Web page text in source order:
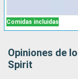
Comidas incluidas
Opiniones de
Spirit